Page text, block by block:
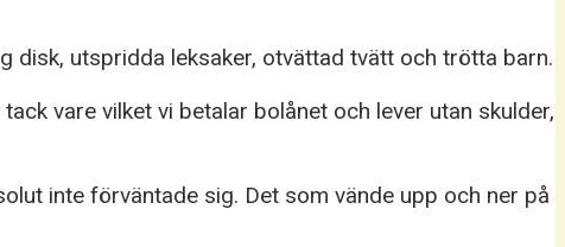
disk, utspridda leksaker, otvättad tvätt och trötta barn.
vare vilket vi betalar bolånet och lever utan skulder,
inte förväntade sig. Det som vände upp och ner på